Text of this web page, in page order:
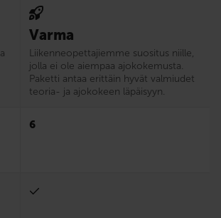
Varma
Liikenne­opettajiemme suositus niille,
jolla ei ole aiempaa ajokokemusta.
Paketti antaa erittäin hyvät valmiudet
teoria- ja ajokokeen läpäisyyn.
6